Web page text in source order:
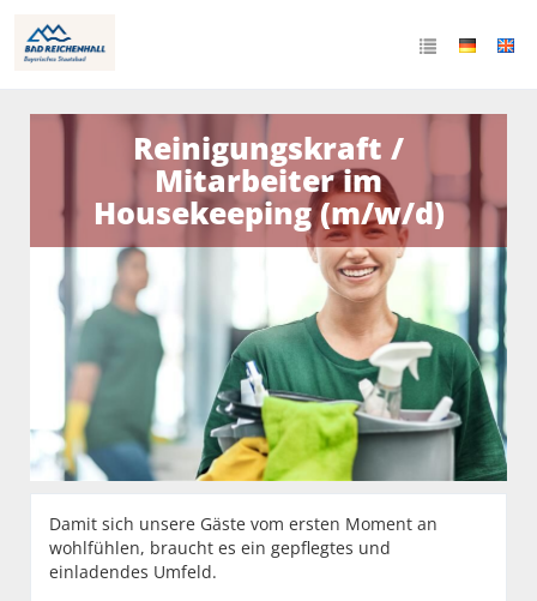
Reinigungskraft /
Mitarbeiter im
Housekeeping (m/w/d)
Damit sich unsere Gäste vom ersten Moment an
wohlfühlen, braucht es ein gepflegtes und
einladendes Umfeld.